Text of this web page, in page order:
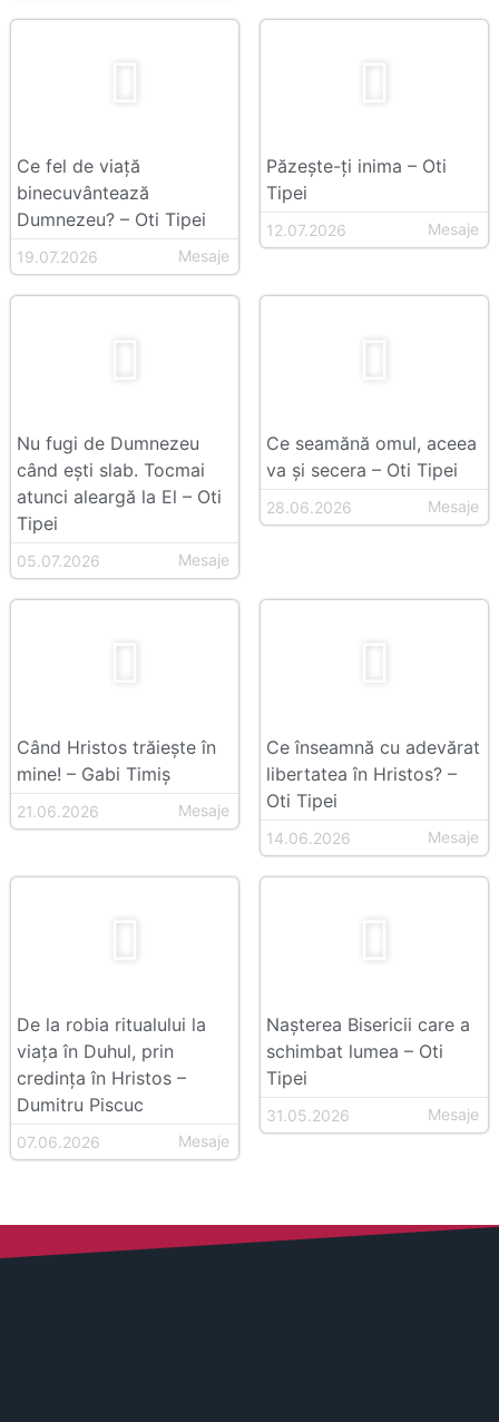
Ce fel de viață
binecuvântează
Dumnezeu? – Oti Tipei
19.07.2026 Mesaje
Păzește-ți inima – Oti
Tipei
12.07.2026 Mesaje
Nu fugi de Dumnezeu
când ești slab. Tocmai
atunci aleargă la El – Oti
Tipei
05.07.2026 Mesaje
Ce seamănă omul, aceea
va și secera – Oti Tipei
28.06.2026 Mesaje
Când Hristos trăiește în
mine! – Gabi Timiș
21.06.2026 Mesaje
Ce înseamnă cu adevărat
libertatea în Hristos? –
Oti Tipei
14.06.2026 Mesaje
De la robia ritualului la
viața în Duhul, prin
credința în Hristos –
Dumitru Piscuc
07.06.2026 Mesaje
Nașterea Bisericii care a
schimbat lumea – Oti
Tipei
31.05.2026 Mesaje